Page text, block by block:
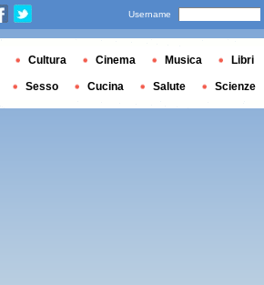
Username
Cultura Cinema Musica Libri
Sesso Cucina Salute Scienze